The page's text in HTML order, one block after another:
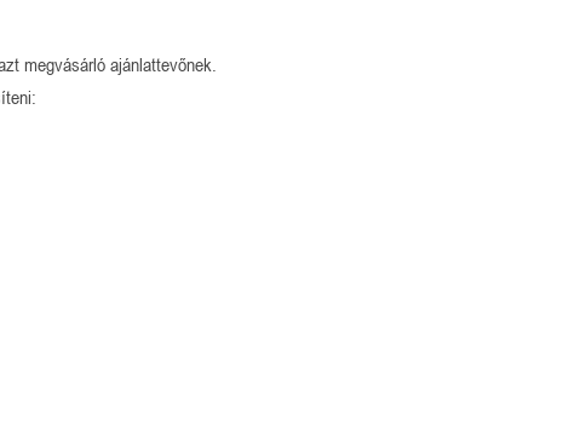
megvásárló ajánlattevőnek.